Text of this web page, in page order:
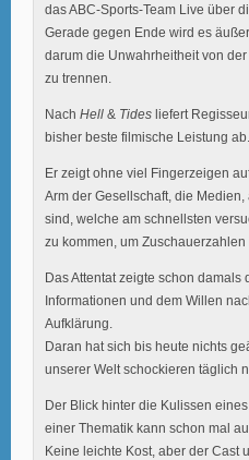
das ABC-Sports-Team Live über
Gerade gegen Ende wird es
darum die Unwahrheitheit von
zu trennen.
Nach Hell & Tides liefert
bisher beste filmische Leistung ab.
Er zeigt ohne viel Fingerzeigen
Arm der Gesellschaft, die
sind, welche am schnellsten
zu kommen, um Zuschauerzahlen
Das Attentat zeigte schon damals
Informationen und dem Willen
Aufklärung.
Daran hat sich bis heute nichts
unserer Welt schockieren täglich
Der Blick hinter die Kulissen
einer Thematik kann schon mal
Keine leichte Kost, aber der Cast